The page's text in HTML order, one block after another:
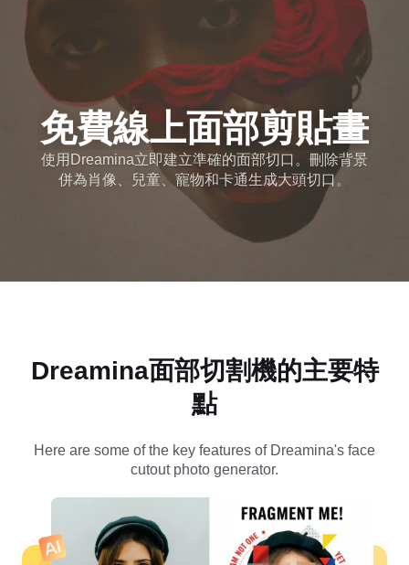
免費線上面部剪貼畫
使用Dreamina立即建立準確的面部切口。刪除背景
併為肖像、兒童、寵物和卡通生成大頭切口。
Dreamina面部切割機的主要特
點
Here are some of the key features of Dreamina's face
cutout photo generator.